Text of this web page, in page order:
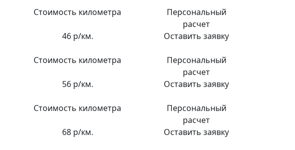
Стоимость километра
Персональный
расчет
46 р/км.
Оставить заявку
Стоимость километра
Персональный
расчет
56 р/км.
Оставить заявку
Стоимость километра
Персональный
расчет
68 р/км.
Оставить заявку